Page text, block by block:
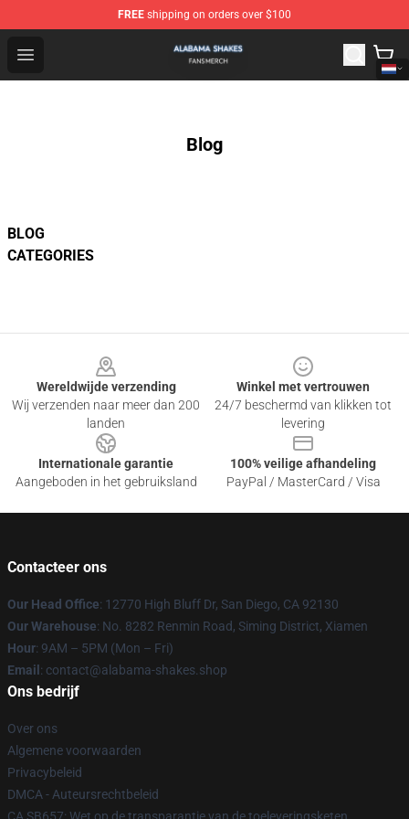
FREE shipping on orders over $100
Open menu
Alabama Shakes Shop - Official Alabama Shakes
Blog
BLOG
CATEGORIES
Wereldwijde verzending
Wij verzenden naar meer dan 200
landen
Winkel met vertrouwen
24/7 beschermd van klikken tot
levering
Internationale garantie
Aangeboden in het gebruiksland
100% veilige afhandeling
PayPal / MasterCard / Visa
Contacteer ons
Our Head Office: 12770 High Bluff Dr, San Diego, CA 92130
Our Warehouse: No. 8282 Renmin Road, Siming District, Xiamen
Hour: 9AM – 5PM (Mon – Fri)
Email : contact@alabama-shakes.shop
Ons bedrijf
Over ons
Algemene voorwaarden
Privacybeleid
DMCA - Auteursrechtbeleid